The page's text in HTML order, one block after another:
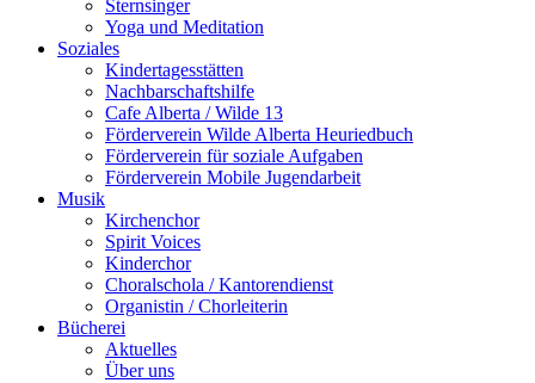
Sternsinger
Yoga und Meditation
Soziales
Kindertagesstätten
Nachbarschaftshilfe
Cafe Alberta / Wilde 13
Förderverein Wilde Alberta Heuriedbuch
Förderverein für soziale Aufgaben
Förderverein Mobile Jugendarbeit
Musik
Kirchenchor
Spirit Voices
Kinderchor
Choralschola / Kantorendienst
Organistin / Chorleiterin
Bücherei
Aktuelles
Über uns